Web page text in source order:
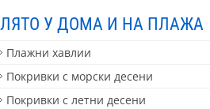
ЛЯТО У ДОМА И НА ПЛАЖА
Плажни хавлии
Покривки с морски десени
Покривки с летни десени